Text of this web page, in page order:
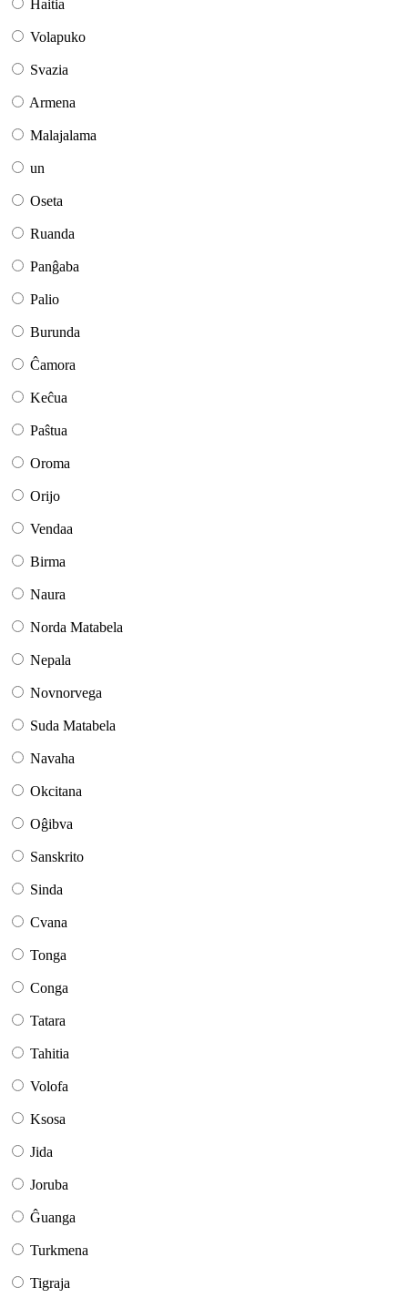
Haitia
Volapuko
Svazia
Armena
Malajalama
un
Oseta
Ruanda
Panĝaba
Palio
Burunda
Ĉamora
Keĉua
Paŝtua
Oroma
Orijo
Vendaa
Birma
Naura
Norda Matabela
Nepala
Novnorvega
Suda Matabela
Navaha
Okcitana
Oĝibva
Sanskrito
Sinda
Cvana
Tonga
Conga
Tatara
Tahitia
Volofa
Ksosa
Jida
Joruba
Ĝuanga
Turkmena
Tigraja